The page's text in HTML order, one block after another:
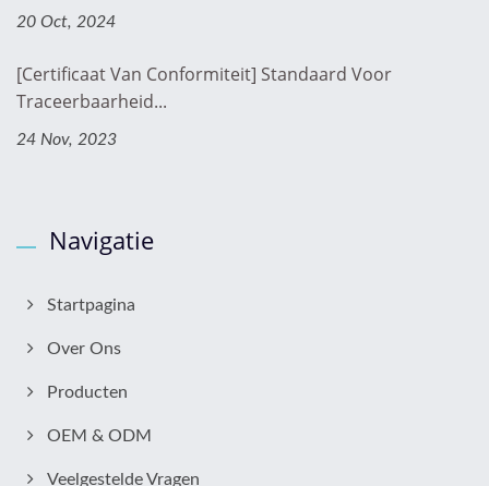
20 Oct, 2024
[Certificaat Van Conformiteit] Standaard Voor
Traceerbaarheid...
24 Nov, 2023
Navigatie
Startpagina
Over Ons
Producten
OEM & ODM
Veelgestelde Vragen